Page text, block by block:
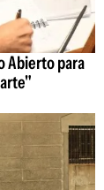
Abierto para